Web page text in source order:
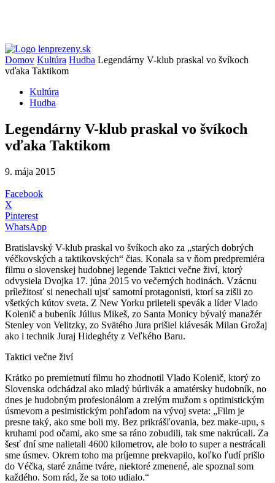
Domov Kultúra Hudba Legendárny V-klub praskal vo švíkoch
vďaka Taktikom
Kultúra
Hudba
Legendárny V-klub praskal vo švíkoch
vďaka Taktikom
9. mája 2015
Facebook
X
Pinterest
WhatsApp
Bratislavský V-klub praskal vo švíkoch ako za „starých dobrých
véčkovských a taktikovských“ čias. Konala sa v ňom predpremiéra
filmu o slovenskej hudobnej legende Taktici večne živí, ktorý
odvysiela Dvojka 17. júna 2015 vo večerných hodinách. Vzácnu
príležitosť si nenechali ujsť samotní protagonisti, ktorí sa zišli zo
všetkých kútov sveta. Z New Yorku prileteli spevák a líder Vlado
Kolenič a bubeník Július Mikeš, zo Santa Monicy bývalý manažér
Stenley von Velitzky, zo Svätého Jura prišiel klávesák Milan Grožaj
ako i technik Juraj Hideghéty z Veľkého Baru.
Taktici večne živí
Krátko po premietnutí filmu ho zhodnotil Vlado Kolenič, ktorý zo
Slovenska odchádzal ako mladý búrlivák a amatérsky hudobník, no
dnes je hudobným profesionálom a zrelým mužom s optimistickým
úsmevom a pesimistickým pohľadom na vývoj sveta: „Film je
presne taký, ako sme boli my. Bez prikrášľovania, bez make-upu, s
kruhami pod očami, ako sme sa ráno zobudili, tak sme nakrúcali. Za
šesť dní sme nalietali 4600 kilometrov, ale bolo to super a nestrácali
sme úsmev. Okrem toho ma príjemne prekvapilo, koľko ľudí prišlo
do Véčka, staré známe tváre, niektoré zmenené, ale spoznal som
každého. Som rád, že sa toto udialo.“